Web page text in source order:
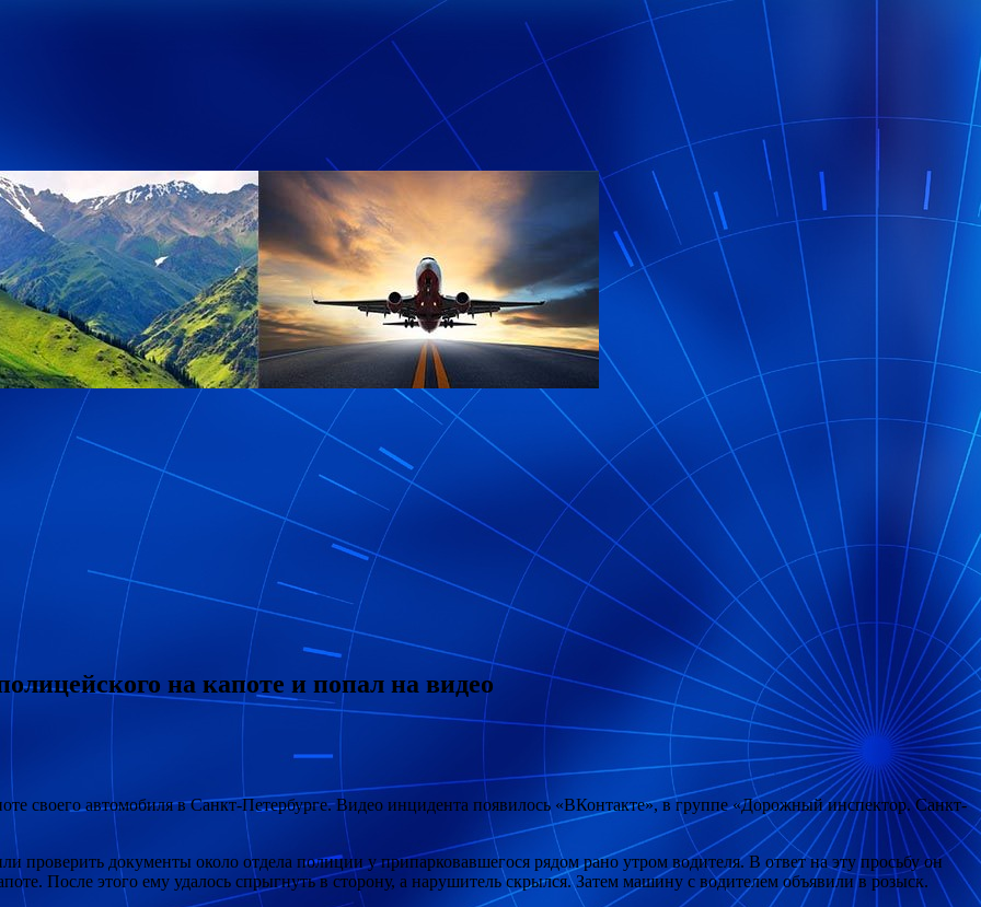
на капоте и попал на видео
своего автомобиля в Санкт-Петербурге. Видео инцидента появилось «ВКонтакте», в группе «Дорожный инспектор. Санкт-
проверить документы около отдела полиции у припарковавшегося рядом рано утром водителя. В ответ на эту просьбу он
После этого ему удалось спрыгнуть в сторону, а нарушитель скрылся. Затем машину с водителем объявили в розыск.